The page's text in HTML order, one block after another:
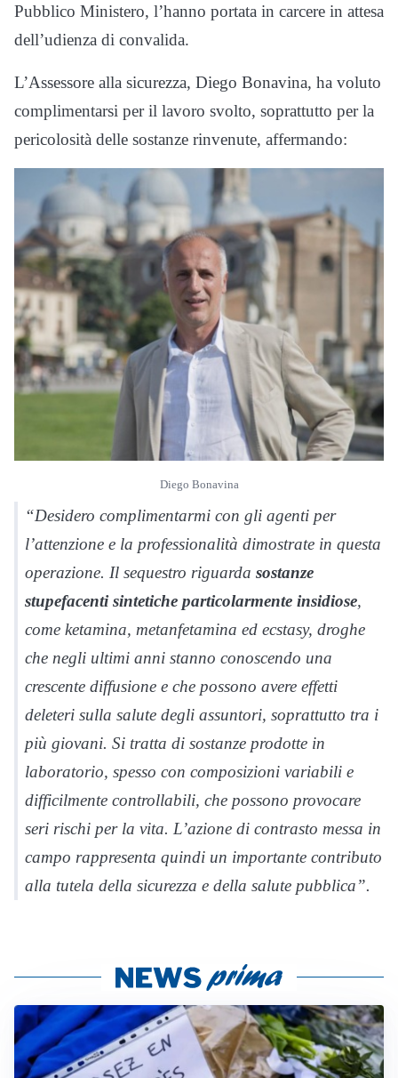
Pubblico Ministero, l’hanno portata in carcere in attesa
dell’udienza di convalida.
L’Assessore alla sicurezza, Diego Bonavina, ha voluto
complimentarsi per il lavoro svolto, soprattutto per la
pericolosità delle sostanze rinvenute, affermando:
Diego Bonavina
“Desidero complimentarmi con gli agenti per
l’attenzione e la professionalità dimostrate in questa
operazione. Il sequestro riguarda sostanze
stupefacenti sintetiche particolarmente insidiose,
come ketamina, metanfetamina ed ecstasy, droghe
che negli ultimi anni stanno conoscendo una
crescente diffusione e che possono avere effetti
deleteri sulla salute degli assuntori, soprattutto tra i
più giovani. Si tratta di sostanze prodotte in
laboratorio, spesso con composizioni variabili e
difficilmente controllabili, che possono provocare
seri rischi per la vita. L’azione di contrasto messa in
campo rappresenta quindi un importante contributo
alla tutela della sicurezza e della salute pubblica”.